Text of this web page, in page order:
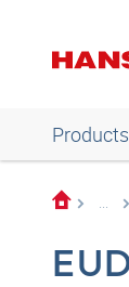
Products
...